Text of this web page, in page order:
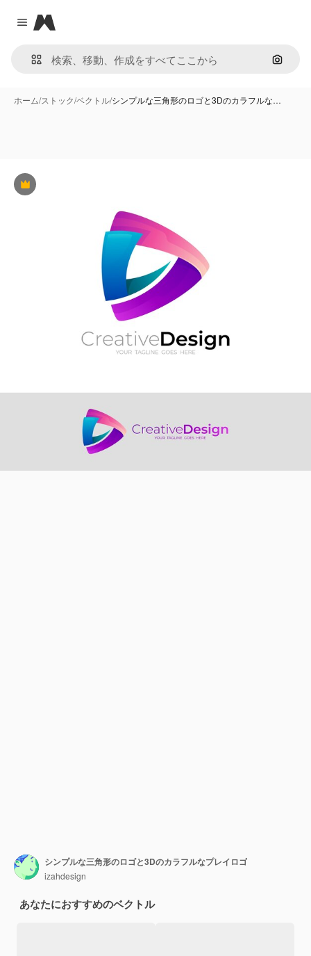
Close menu
Magnific
画像で
ホーム/ストック/ベクトル/シンプルな三角形のロゴと3Dのカラフルな…
Premium
シンプルな三角形のロゴと3Dのカラフルなプレイロゴ
izahdesign
あなたにおすすめのベクトル